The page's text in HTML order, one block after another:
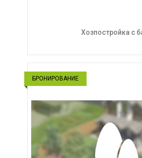
Хозпостройка с
БРОНИРОВАНИЕ